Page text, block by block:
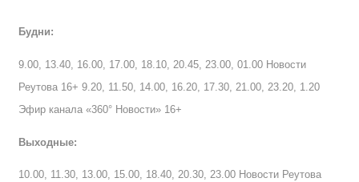
Будни:
9.00, 13.40, 16.00, 17.00, 18.10, 20.45, 23.00, 01.00 Новости
Реутова 16+ 9.20, 11.50, 14.00, 16.20, 17.30, 21.00, 23.20, 1.20
Эфир канала «360° Новости» 16+
Выходные:
10.00, 11.30, 13.00, 15.00, 18.40, 20.30, 23.00 Новости Реутова